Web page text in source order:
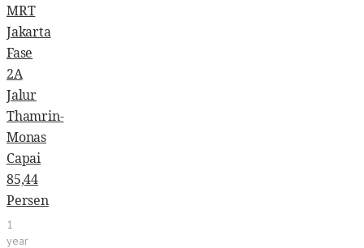
MRT
Jakarta
Fase
2A
Jalur
Thamrin-
Monas
Capai
85,44
Persen
1
year